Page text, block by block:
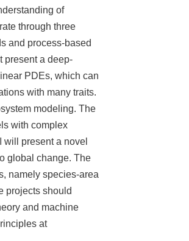
of
through three
and process-based
present a deep-
PDEs, which can
with many traits.
modeling. The
with complex
present a novel
global change. The
namely species-area
projects should
and machine
at